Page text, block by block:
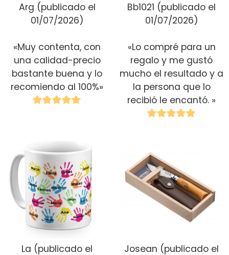
Arg (publicado el
01/07/2026)
«Muy contenta, con
una calidad-precio
bastante buena y lo
recomiendo al 100%»
Bb1021 (publicado el
01/07/2026)
«Lo compré para un
regalo y me gustó
mucho el resultado y a
la persona que lo
recibió le encantó. »
La (publicado el
Josean (publicado el